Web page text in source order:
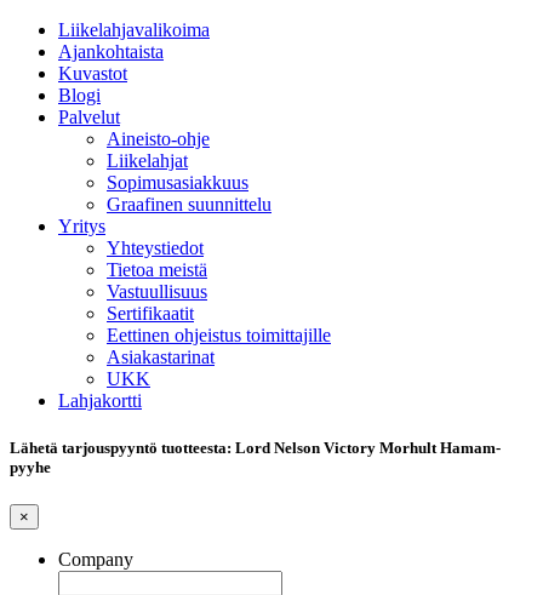
Liikelahjavalikoima
Ajankohtaista
Kuvastot
Blogi
Palvelut
Aineisto-ohje
Liikelahjat
Sopimusasiakkuus
Graafinen suunnittelu
Yritys
Yhteystiedot
Tietoa meistä
Vastuullisuus
Sertifikaatit
Eettinen ohjeistus toimittajille
Asiakastarinat
UKK
Lahjakortti
Lähetä tarjouspyyntö tuotteesta: Lord Nelson Victory Morhult Hamam-
pyyhe
×
Company